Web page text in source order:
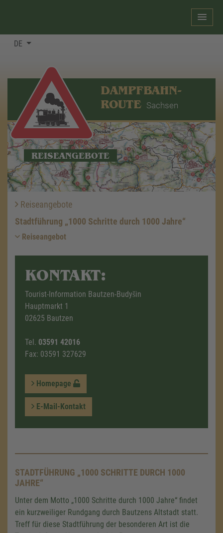
DE
DAMPFBAHN-
ROUTE Sachsen
REISEANGEBOTE
Reiseangebote
Stadtführung „1000 Schritte durch 1000 Jahre“
Reiseangebot
KONTAKT:
Tourist-Information Bautzen-Budyšin
Hauptmarkt 1
02625 Bautzen
Tel. 03591 42016
Fax: 03591 327629
Homepage
E-Mail-Kontakt
STADTFÜHRUNG „1000 SCHRITTE DURCH 1000
JAHRE“
Unter dem Motto „1000 Schritte durch 1000 Jahre“ findet
ein kurzweiliger Rundgang durch Bautzens Altstadt statt.
Treff für diese Stadtführung der besonderen Art ist die